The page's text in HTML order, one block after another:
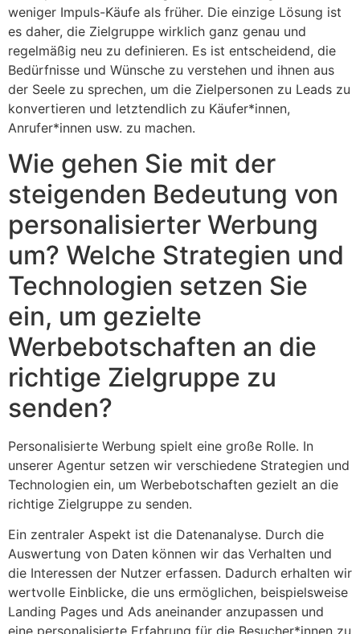
weniger Impuls-Käufe als früher. Die einzige Lösung ist
es daher, die Zielgruppe wirklich ganz genau und
regelmäßig neu zu definieren. Es ist entscheidend, die
Bedürfnisse und Wünsche zu verstehen und ihnen aus
der Seele zu sprechen, um die Zielpersonen zu Leads zu
konvertieren und letztendlich zu Käufer*innen,
Anrufer*innen usw. zu machen.
Wie gehen Sie mit der
steigenden Bedeutung von
personalisierter Werbung
um? Welche Strategien und
Technologien setzen Sie
ein, um gezielte
Werbebotschaften an die
richtige Zielgruppe zu
senden?
Personalisierte Werbung spielt eine große Rolle. In
unserer Agentur setzen wir verschiedene Strategien und
Technologien ein, um Werbebotschaften gezielt an die
richtige Zielgruppe zu senden.
Ein zentraler Aspekt ist die Datenanalyse. Durch die
Auswertung von Daten können wir das Verhalten und
die Interessen der Nutzer erfassen. Dadurch erhalten wir
wertvolle Einblicke, die uns ermöglichen, beispielsweise
Landing Pages und Ads aneinander anzupassen und